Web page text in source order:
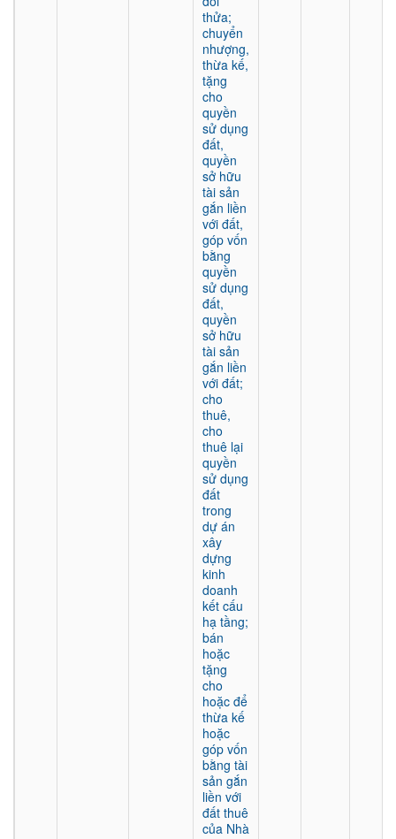
thửa;
chuyển
nhượng,
thừa kế,
tặng
cho
quyền
sử dụng
đất,
quyền
sở hữu
tài sản
gắn liền
với đất,
góp vốn
bằng
quyền
sử dụng
đất,
quyền
sở hữu
tài sản
gắn liền
với đất;
cho
thuê,
cho
thuê lại
quyền
sử dụng
đất
trong
dự án
xây
dựng
kinh
doanh
kết cấu
hạ tầng;
bán
hoặc
tặng
cho
hoặc để
thừa kế
hoặc
góp vốn
bằng tài
sản gắn
liền với
đất thuê
của Nhà